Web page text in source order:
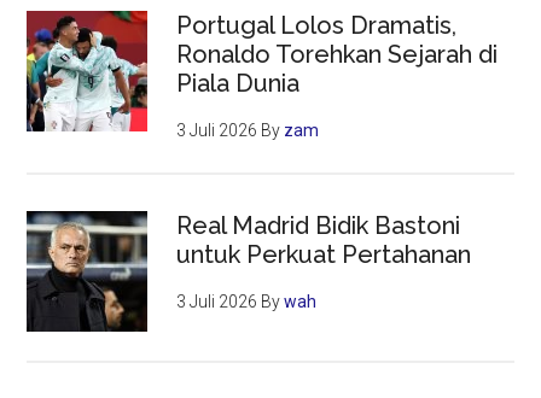
Portugal Lolos Dramatis,
Ronaldo Torehkan Sejarah di
Piala Dunia
3 Juli 2026 By zam
Real Madrid Bidik Bastoni
untuk Perkuat Pertahanan
3 Juli 2026 Bywah